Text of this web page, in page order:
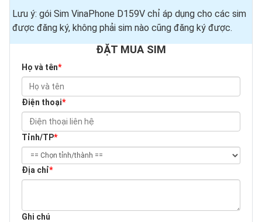
Lưu ý: gói Sim VinaPhone D159V chỉ áp dụng cho các sim
được đăng ký, không phải sim nào cũng đăng ký được.
ĐẶT MUA SIM
Họ và tên*
Điện thoại*
Tỉnh/TP*
Địa chỉ*
Ghi chú